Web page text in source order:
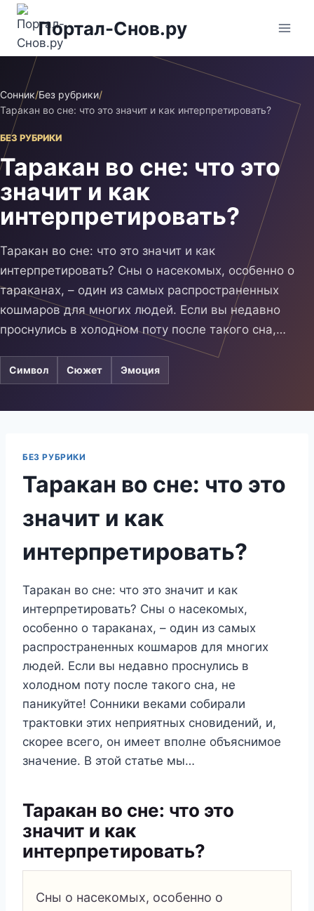
Перейти
содержимому
Портал-Снов.ру
Сонник/Без рубрики/
Таракан во сне: что это значит и как интерпретировать?
БЕЗ РУБРИКИ
Таракан во сне: что это
значит и как
интерпретировать?
Таракан во сне: что это значит и как
интерпретировать? Сны о насекомых, особенно о
тараканах, – один из самых распространенных
кошмаров для многих людей. Если вы недавно
проснулись в холодном поту после такого сна,…
Символ Сюжет Эмоция
БЕЗ РУБРИКИ
Таракан во сне: что это
значит и как
интерпретировать?
Таракан во сне: что это значит и как
интерпретировать? Сны о насекомых,
особенно о тараканах, – один из самых
распространенных кошмаров для многих
людей. Если вы недавно проснулись в
холодном поту после такого сна, не
паникуйте! Сонники веками собирали
трактовки этих неприятных сновидений, и,
скорее всего, он имеет вполне объяснимое
значение. В этой статье мы…
Таракан во сне: что это
значит и как
интерпретировать?
Сны о насекомых, особенно о